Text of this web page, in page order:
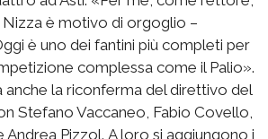
è motivo di orgoglio –
è uno dei fantini più completi per
complessa come il Palio».
anche la riconferma del direttivo del
Stefano Vaccaneo, Fabio Covello,
Andrea Pizzol. A loro si aggiungono i